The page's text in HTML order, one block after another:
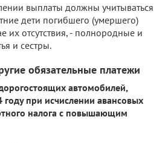
выплаты должны учитываться
дети погибшего (умершего)
их отсутствия, - полнородные и
и сестры.
обязательные платежи
автомобилей,
при исчислении авансовых
налога с повышающим